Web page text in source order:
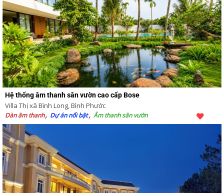
Hệ thống âm thanh sân vườn cao cấp Bose
Villa Thị xã Bình Long, Bình Phước
Dàn âm thanh Dự án nổi bật Âm thanh sân vườn